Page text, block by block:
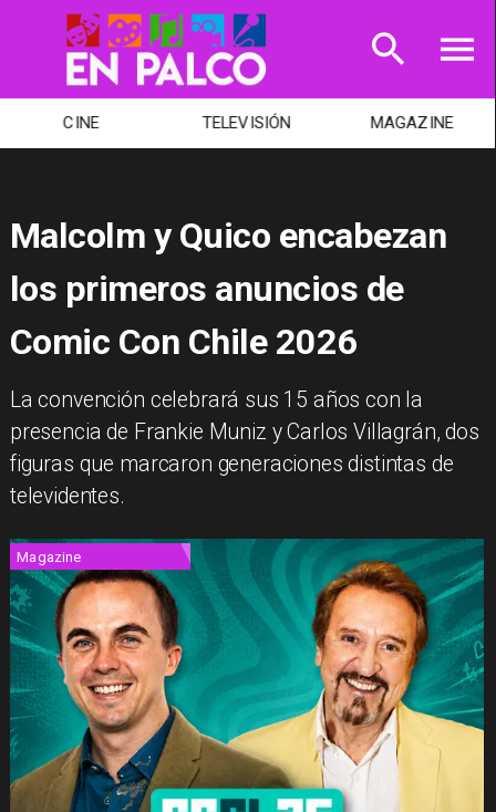
CINE TELEVISIÓN MAGAZINE
Malcolm y Quico encabezan
los primeros anuncios de
Comic Con Chile 2026
La convención celebrará sus 15 años con la
presencia de Frankie Muniz y Carlos Villagrán, dos
figuras que marcaron generaciones distintas de
televidentes.
Magazine